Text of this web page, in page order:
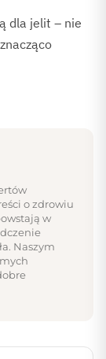
dla jelit – nie
o zdrowiu
w
Naszym